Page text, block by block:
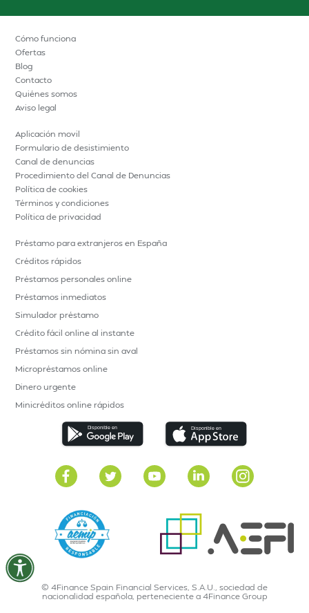
Cómo funciona
Ofertas
Blog
Contacto
Quiénes somos
Aviso legal
Aplicación movil
Formulario de desistimiento
Canal de denuncias
Procedimiento del Canal de Denuncias
Política de cookies
Términos y condiciones
Política de privacidad
Préstamo para extranjeros en España
Créditos rápidos
Préstamos personales online
Préstamos inmediatos
Simulador préstamo
Crédito fácil online al instante
Préstamos sin nómina sin aval
Micropréstamos online
Dinero urgente
Minicréditos online rápidos
© 4Finance Spain Financial Services, S.A.U., sociedad de
nacionalidad española, perteneciente a 4Finance Group